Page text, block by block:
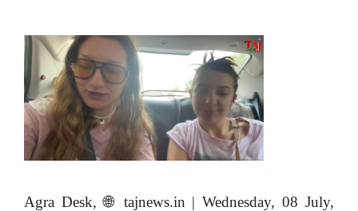
Agra Desk, 🌐 tajnews.in | Wednesday, 08 July,